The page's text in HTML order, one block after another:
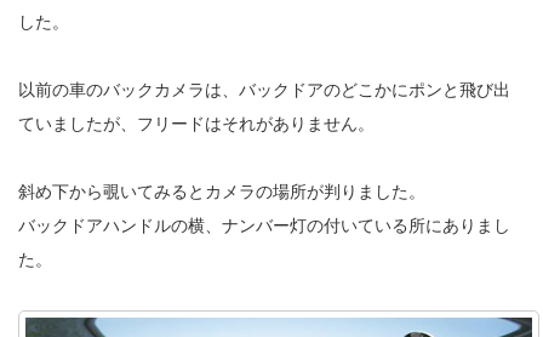
した。
以前の車のバックカメラは、バックドアのどこかにポンと飛び出
ていましたが、フリードはそれがありません。
斜め下から覗いてみるとカメラの場所が判りました。
バックドアハンドルの横、ナンバー灯の付いている所にありまし
た。